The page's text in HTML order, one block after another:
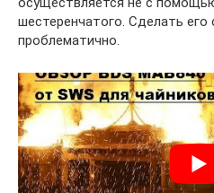
шестеренчатого. Сделать его
проблематично.